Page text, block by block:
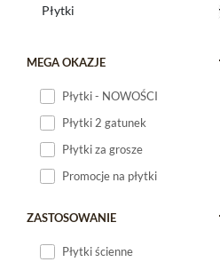
MEGA OKAZJE
Płytki - NOWOŚCI
Płytki 2 gatunek
Płytki za grosze
Promocje na płytki
ZASTOSOWANIE
Płytki ścienne